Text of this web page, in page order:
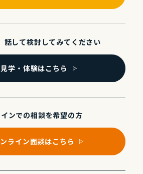
話して検討してみてください
⾒学・体験はこちら
ンでの相談を希望の⽅
ライン⾯談はこちら